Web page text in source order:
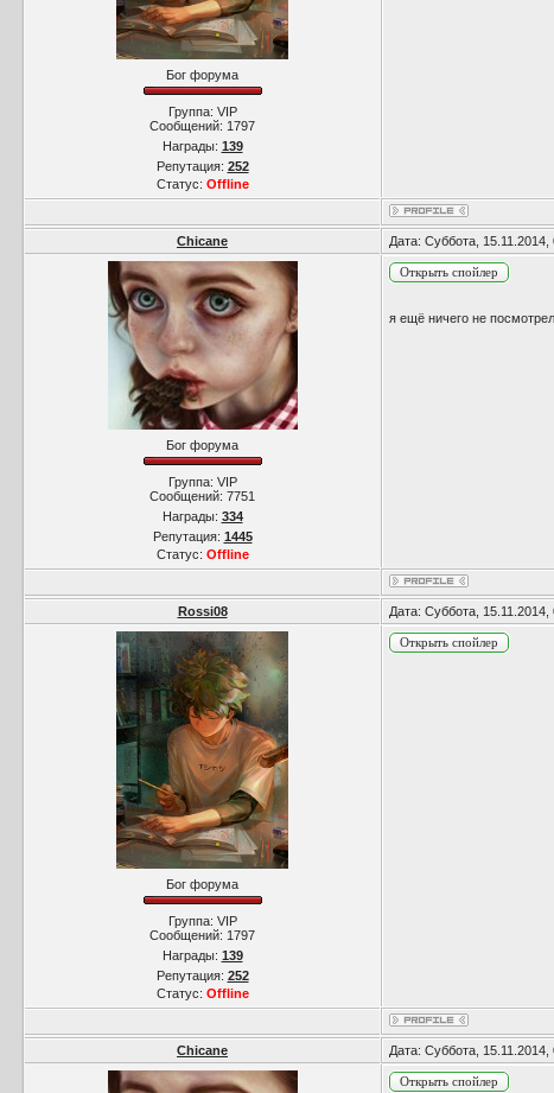
Бог форума
Группа: VIP
Сообщений: 1797
Награды: 139
Репутация: 252
Статус: Offline
Chicane Дата: Суббота,
Бог форума
Группа: VIP
Сообщений: 7751
Награды: 334
Репутация: 1445
Статус: Offline
я ещё ничего не
Rossi08 Дата: Суббота,
Бог форума
Группа: VIP
Сообщений: 1797
Награды: 139
Репутация: 252
Статус: Offline
Chicane Дата: Суббота,